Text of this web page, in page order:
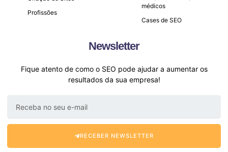
Profissões
médicos
Cases de SEO
Newsletter
Fique atento de como o SEO pode ajudar a aumentar os
resultados da sua empresa!
RECEBER NEWSLETTER